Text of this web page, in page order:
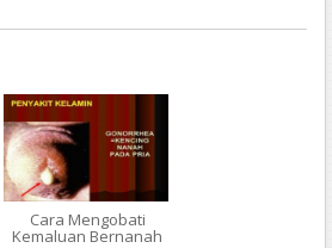
Cara Mengobati
Kemaluan Bernanah